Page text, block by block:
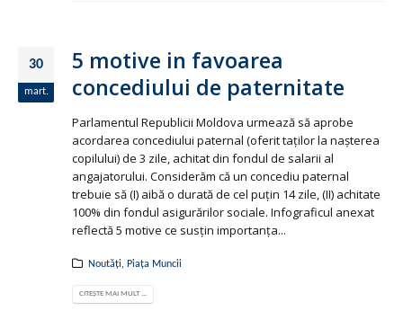
30
mart.
5 motive in favoarea
concediului de paternitate
Parlamentul Republicii Moldova urmează să aprobe
acordarea concediului paternal (oferit taţilor la naşterea
copilului) de 3 zile, achitat din fondul de salarii al
angajatorului. Considerăm că un concediu paternal
trebuie să (I) aibă o durată de cel puţin 14 zile, (II) achitate
100% din fondul asigurărilor sociale. Infograficul anexat
reflectă 5 motive ce susţin importanţa...
Noutăți, Piața Muncii
CITEȘTE MAI MULT ...